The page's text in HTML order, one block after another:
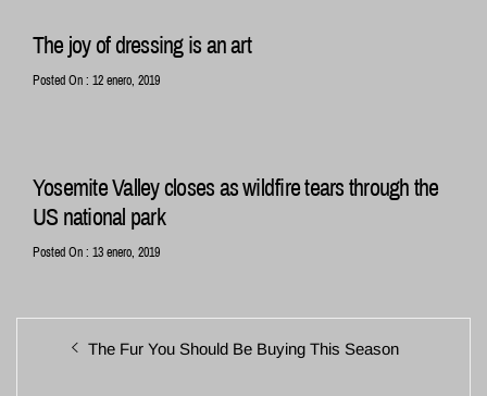
The joy of dressing is an art
Posted On : 12 enero, 2019
Yosemite Valley closes as wildfire tears through the
US national park
Posted On : 13 enero, 2019
Navegación
Entrada
The Fur You Should Be Buying This Season